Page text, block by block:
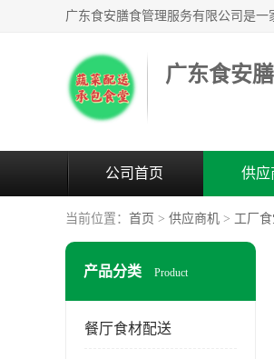
广东食安
公司首页 供应
当前位置： 首页 > 供应商机 > 工厂
产品分类 Product
餐厅食材配送